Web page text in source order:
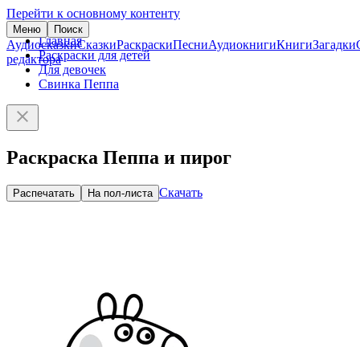
Перейти к основному контенту
Меню Поиск
АудиосказкиСказкиРаскраскиПесниАудиокнигиКнигиЗагадки
редактора
Главная
Раскраски для детей
Для девочек
Свинка Пеппа
Раскраска Пеппа и пирог
Распечатать На пол-листа Скачать